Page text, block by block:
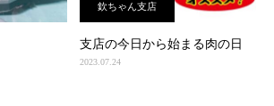
欽ちゃん支店
支店の今日から始まる肉の日
2023.07.24